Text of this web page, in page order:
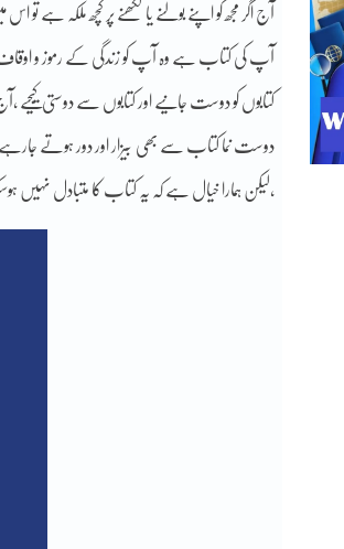
آج اگر مجھ کو اپنے بولنے یا لکھنے پر کچھ ملکہ ہے
آپ کی کتاب ہے وہ آپ کو زندگی کے رموز و اوقاف
کتابوں کو دوست جانیے اور کتابوں سے دوستی
دوست نما کتاب سے بھی بیزار اور دور ہوتے
،لیکن ہمارا خیال ہے کہ یہ کتاب کا متبادل نہیں